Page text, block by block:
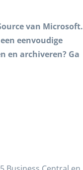
van Microsoft.
eenvoudige
en archiveren? Ga